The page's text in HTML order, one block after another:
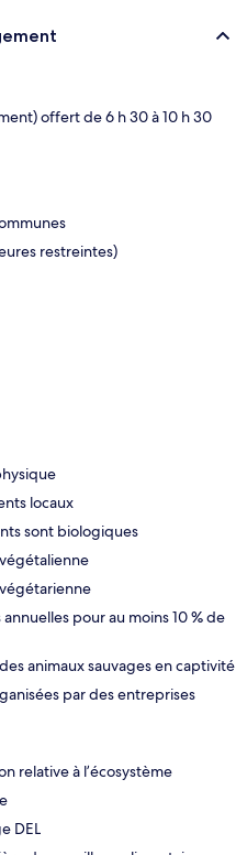
offert de 6 h 30 à 10 h 30
restreintes)
locaux
sont biologiques
pour au moins 10 % de
animaux sauvages en captivité
par des entreprises
relative à l’écosystème
DEL